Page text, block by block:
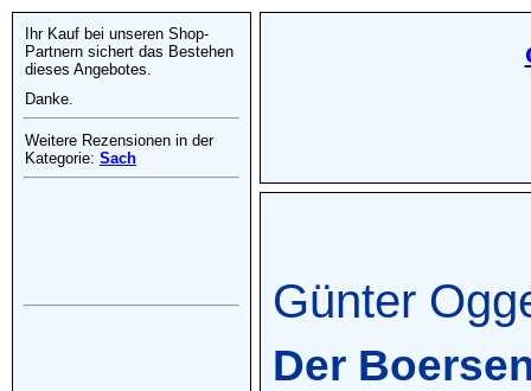
Günter
Der
Ihr Kauf bei unseren Shop-
Partnern sichert das Bestehen
dieses Angebotes.
Danke.
Weitere Rezensionen in der
Kategorie: Sach